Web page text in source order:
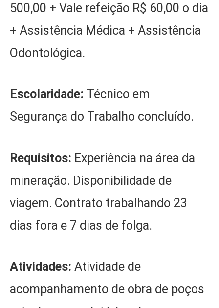
500,00 + Vale refeição R$ 60,00 o dia
+ Assistência Médica + Assistência
Odontológica.
Escolaridade: Técnico em
Segurança do Trabalho concluído.
Requisitos: Experiência na área da
mineração. Disponibilidade de
viagem. Contrato trabalhando 23
dias fora e 7 dias de folga.
Atividades: Atividade de
acompanhamento de obra de poços